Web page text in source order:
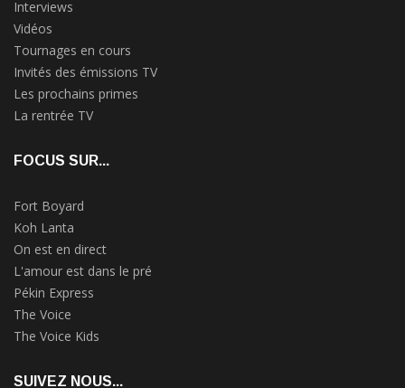
Interviews
Vidéos
Tournages en cours
Invités des émissions TV
Les prochains primes
La rentrée TV
FOCUS SUR...
Fort Boyard
Koh Lanta
On est en direct
L'amour est dans le pré
Pékin Express
The Voice
The Voice Kids
SUIVEZ NOUS...